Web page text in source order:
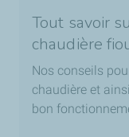
Tout savoir
chaudière
Nos conseils
chaudière et
bon